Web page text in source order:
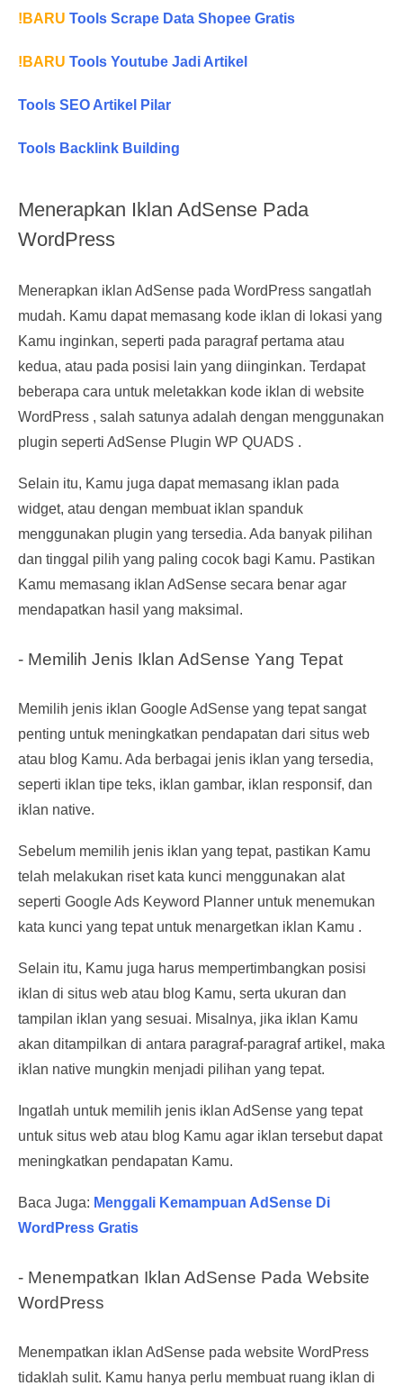
!BARU Tools Scrape Data Shopee Gratis
!BARU Tools Youtube Jadi Artikel
Tools SEO Artikel Pilar
Tools Backlink Building
Menerapkan Iklan AdSense Pada
WordPress
Menerapkan iklan AdSense pada WordPress sangatlah
mudah. Kamu dapat memasang kode iklan di lokasi yang
Kamu inginkan, seperti pada paragraf pertama atau
kedua, atau pada posisi lain yang diinginkan. Terdapat
beberapa cara untuk meletakkan kode iklan di website
WordPress , salah satunya adalah dengan menggunakan
plugin seperti AdSense Plugin WP QUADS .
Selain itu, Kamu juga dapat memasang iklan pada
widget, atau dengan membuat iklan spanduk
menggunakan plugin yang tersedia. Ada banyak pilihan
dan tinggal pilih yang paling cocok bagi Kamu. Pastikan
Kamu memasang iklan AdSense secara benar agar
mendapatkan hasil yang maksimal.
- Memilih Jenis Iklan AdSense Yang Tepat
Memilih jenis iklan Google AdSense yang tepat sangat
penting untuk meningkatkan pendapatan dari situs web
atau blog Kamu. Ada berbagai jenis iklan yang tersedia,
seperti iklan tipe teks, iklan gambar, iklan responsif, dan
iklan native.
Sebelum memilih jenis iklan yang tepat, pastikan Kamu
telah melakukan riset kata kunci menggunakan alat
seperti Google Ads Keyword Planner untuk menemukan
kata kunci yang tepat untuk menargetkan iklan Kamu .
Selain itu, Kamu juga harus mempertimbangkan posisi
iklan di situs web atau blog Kamu, serta ukuran dan
tampilan iklan yang sesuai. Misalnya, jika iklan Kamu
akan ditampilkan di antara paragraf-paragraf artikel, maka
iklan native mungkin menjadi pilihan yang tepat.
Ingatlah untuk memilih jenis iklan AdSense yang tepat
untuk situs web atau blog Kamu agar iklan tersebut dapat
meningkatkan pendapatan Kamu.
Baca Juga: Menggali Kemampuan AdSense Di
WordPress Gratis
- Menempatkan Iklan AdSense Pada Website
WordPress
Menempatkan iklan AdSense pada website WordPress
tidaklah sulit. Kamu hanya perlu membuat ruang iklan di